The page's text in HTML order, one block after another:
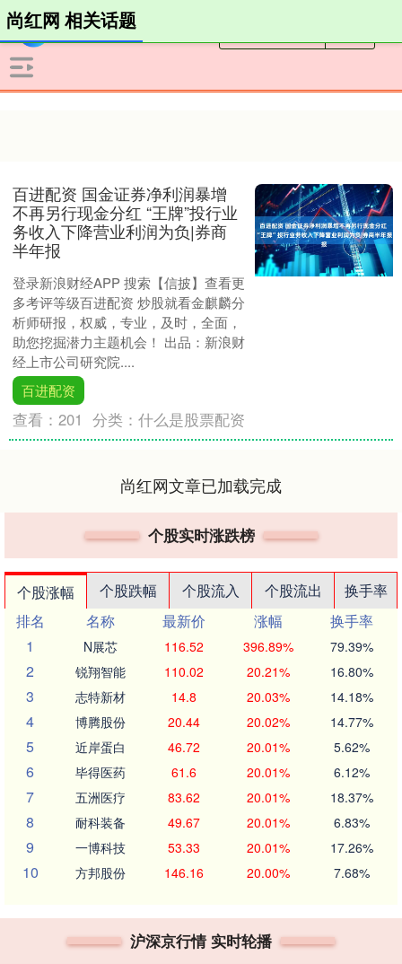
尚红网 相关话题
百进配资 国金证券净利润暴增
不再另行现金分红 “王牌”投行业
务收入下降营业利润为负|券商
半年报
登录新浪财经APP 搜索【信披】查看更
多考评等级百进配资 炒股就看金麒麟分
析师研报，权威，专业，及时，全面，
助您挖掘潜力主题机会！ 出品：新浪财
经上市公司研究院....
百进配资
查看：201 分类：什么是股票配资
尚红网文章已加载完成
个股实时涨跌榜
个股涨幅 个股跌幅 个股流入 个股流出
换手率
排名
名称 最新价 涨幅
换手率
1
N展芯 116.52 396.89% 79.39%
2 锐翔智能 110.02 20.21% 16.80%
3 志特新材 14.8 20.03% 14.18%
4 博腾股份 20.44 20.02% 14.77%
5 近岸蛋白 46.72 20.01% 5.62%
6 毕得医药 61.6 20.01% 6.12%
7 五洲医疗 83.62 20.01% 18.37%
8 耐科装备 49.67 20.01% 6.83%
9 一博科技 53.33 20.01% 17.26%
10 方邦股份 146.16 20.00% 7.68%
沪深京行情 实时轮播